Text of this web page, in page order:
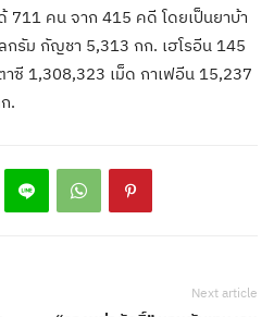
711 คน จาก 415 คดี โดยเป็นยาบ้า
กรัม กัญชา 5,313 กก. เฮโรอีน 145
ซี 1,308,323 เม็ด กาเฟอีน 15,237
.
Next article